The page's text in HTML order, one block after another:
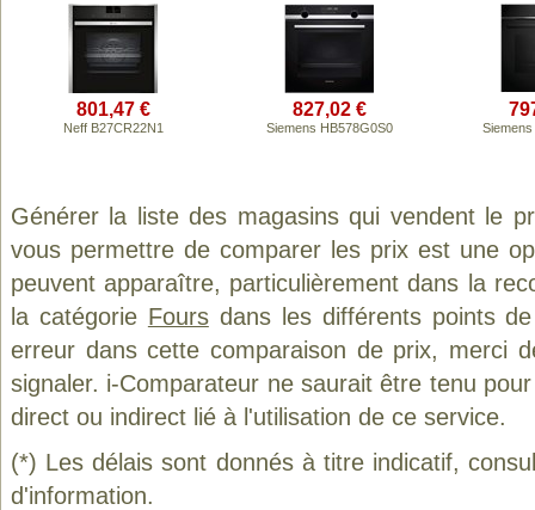
801,47 €
Neff B27CR22N1
827,02 €
Siemens HB578G0S0
Générer la liste des magasins qui vendent le
vous permettre de comparer les prix est une
peuvent apparaître, particulièrement dans la
la catégorie Foursdans les différents points
erreur dans cette comparaison de prix, merci
signaler. i-Comparateur ne saurait être tenu
direct ou indirect lié à l'utilisation de ce service.
(*) Les délais sont donnés à titre indicatif,
d'information.